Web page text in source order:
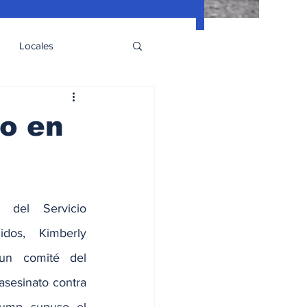
Locales
en
del Servicio
Kimberly
comité del
contra